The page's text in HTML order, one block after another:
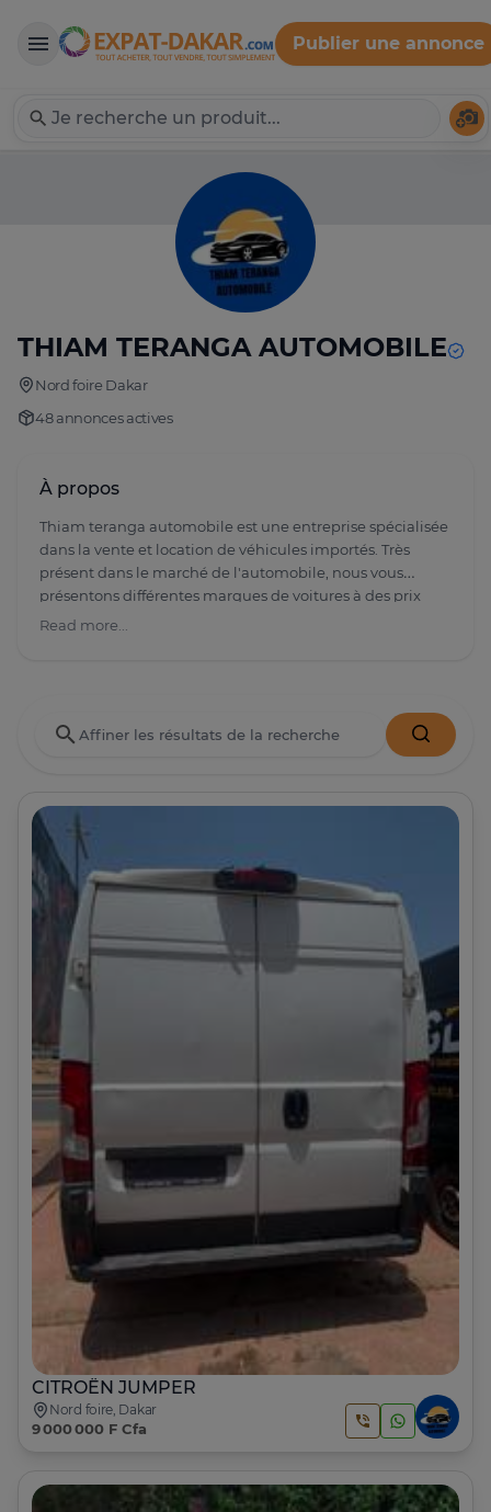
Expat-Dakar
Publier une annonce
THIAM TERANGA AUTOMOBILE
Nord foire Dakar
48 annonces actives
À propos
Thiam teranga automobile est une entreprise spécialisée
dans la vente et location de véhicules importés. Très
présent dans le marché de l'automobile, nous vous
présentons différentes marques de voitures à des prix
défiants toute concurrence. Situé à nord foire , le parking
bonne qualité. Alors n'hésitez plus ! Allez vite acheter
votre voiture chez Thiam
Read more...
CITROËN JUMPER
Nord foire, Dakar
9 000 000 F Cfa